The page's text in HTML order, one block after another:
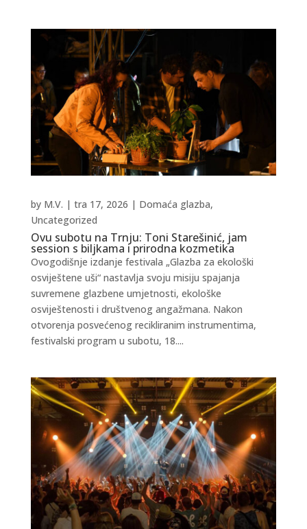
Ovu subotu na Trnju: Toni Starešinić, jam
session s biljkama i prirodna kozmetika
by M.V. | tra 17, 2026 | Domaća glazba,
Uncategorized
Ovogodišnje izdanje festivala „Glazba za ekološki
osviještene uši“ nastavlja svoju misiju spajanja
suvremene glazbene umjetnosti, ekološke
osviještenosti i društvenog angažmana. Nakon
otvorenja posvećenog recikliranim instrumentima,
festivalski program u subotu, 18....